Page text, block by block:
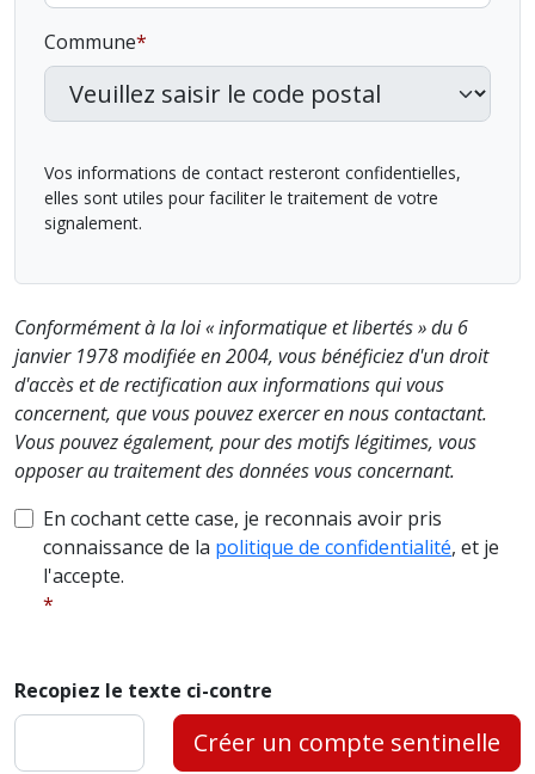
Commune
Vos informations de contact resteront confidentielles,
elles sont utiles pour faciliter le traitement de votre
signalement.
Conformément à la loi « informatique et libertés » du 6
janvier 1978 modifiée en 2004, vous bénéficiez d'un droit
d'accès et de rectification aux informations qui vous
concernent, que vous pouvez exercer en nous contactant.
Vous pouvez également, pour des motifs légitimes, vous
opposer au traitement des données vous concernant.
En cochant cette case, je reconnais avoir pris
connaissance de la politique de confidentialité, et je
l'accepte.
Recopiez le texte ci-contre
Créer un compte sentinelle